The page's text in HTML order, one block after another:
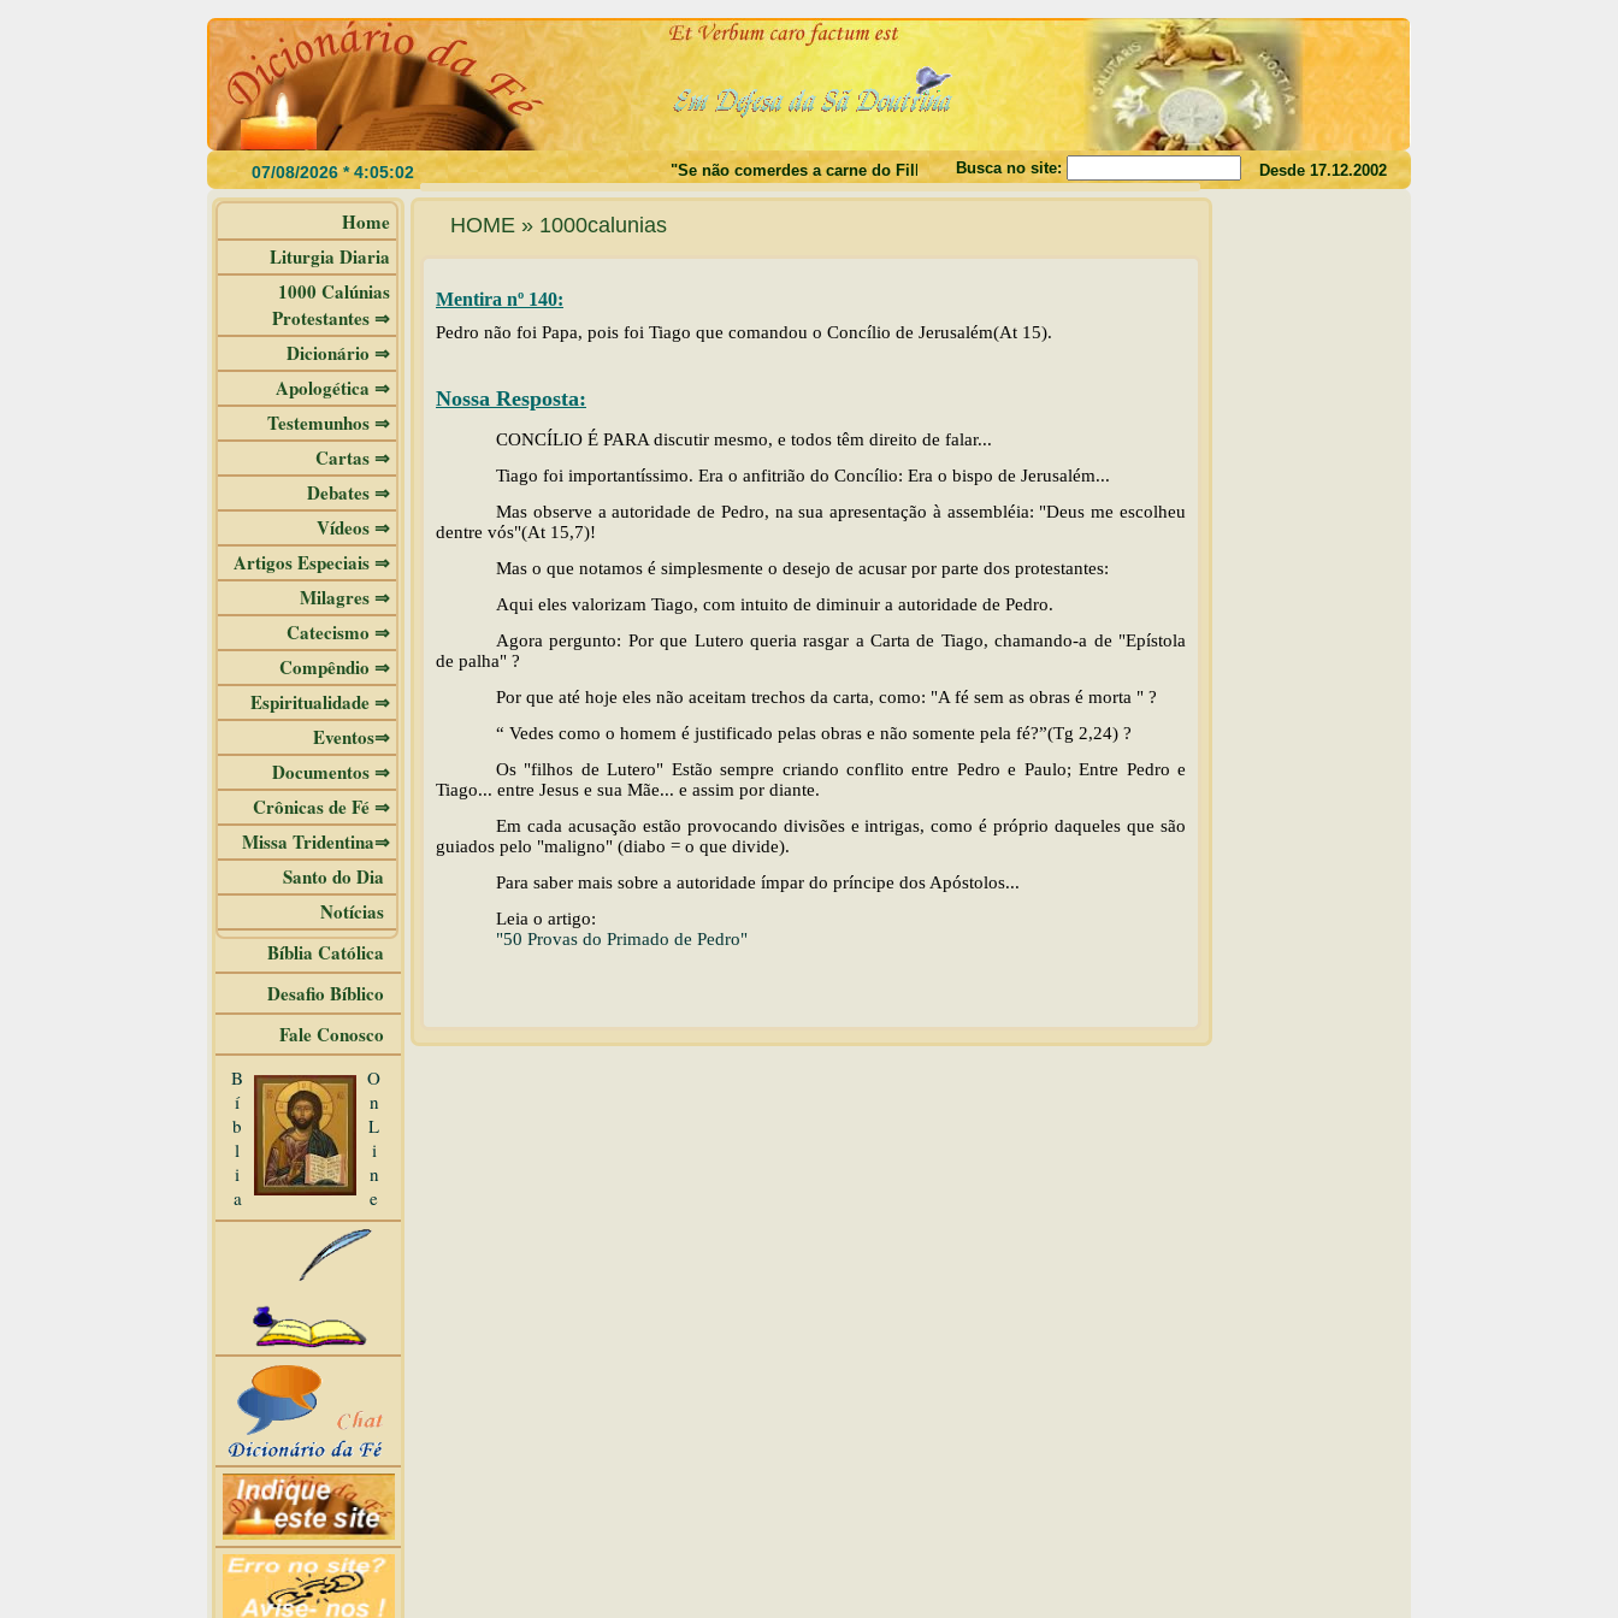
"Se não comerdes a carne do Filho do Homem, e não beberdes o seu sangue, não tereis a vida em vós"(Jo 6,53)
Busca no site: Desde 17.12.2002
Home
Liturgia Diaria
1000 Calúnias
Protestantes ⇒
Dicionário ⇒
Apologética ⇒
Testemunhos ⇒
Cartas ⇒
Debates ⇒
Vídeos ⇒
Artigos Especiais ⇒
Milagres ⇒
Catecismo ⇒
Compêndio ⇒
Espiritualidade ⇒
Eventos⇒
Documentos ⇒
Crônicas de Fé ⇒
Missa Tridentina⇒
Santo do Dia
Notícias
Bíblia Católica
Desafio Bíblico
Fale Conosco
B
í
b
l
i
a
O
n
L
i
n
e
HOME » 1000calunias
Mentira nº 140:
Pedro não foi Papa, pois foi Tiago que comandou o Concílio de Jerusalém(At 15).
Nossa Resposta:
CONCÍLIO É PARA discutir mesmo, e todos têm direito de falar...
Tiago foi importantíssimo. Era o anfitrião do Concílio: Era o bispo de Jerusalém...
Mas observe a autoridade de Pedro, na sua apresentação à assembléia: "Deus me escolheu
dentre vós"(At 15,7)!
Mas o que notamos é simplesmente o desejo de acusar por parte dos protestantes:
Aqui eles valorizam Tiago, com intuito de diminuir a autoridade de Pedro.
Agora pergunto: Por que Lutero queria rasgar a Carta de Tiago, chamando-a de "Epístola
de palha" ?
Por que até hoje eles não aceitam trechos da carta, como: "A fé sem as obras é morta " ?
“ Vedes como o homem é justificado pelas obras e não somente pela fé?”(Tg 2,24) ?
Os "filhos de Lutero" Estão sempre criando conflito entre Pedro e Paulo; Entre Pedro e
Tiago... entre Jesus e sua Mãe... e assim por diante.
Em cada acusação estão provocando divisões e intrigas, como é próprio daqueles que são
guiados pelo "maligno" (diabo = o que divide).
Para saber mais sobre a autoridade ímpar do príncipe dos Apóstolos...
Leia o artigo:
"50 Provas do Primado de Pedro"